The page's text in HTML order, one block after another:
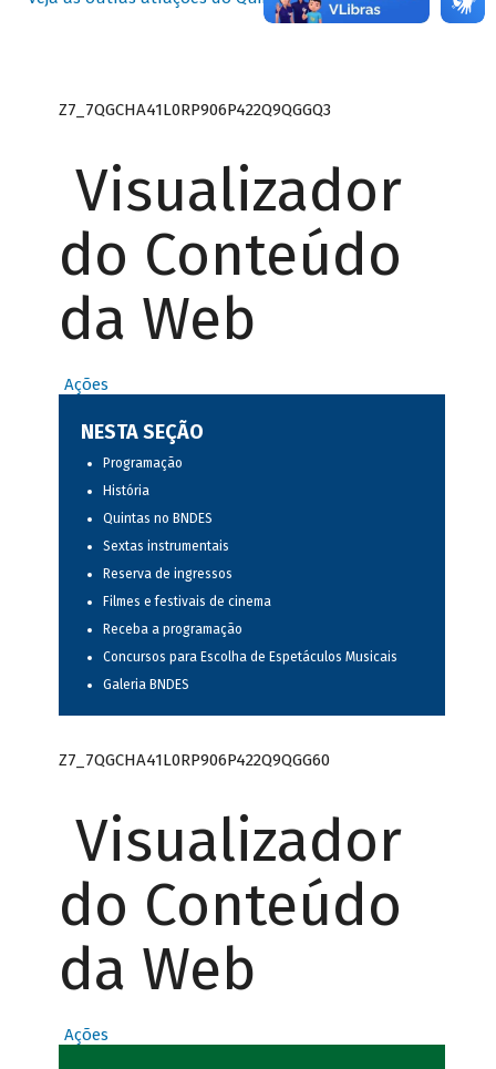
Z7_7QGCHA41L0RP906P422Q9QGGQ3
Visualizador
do Conteúdo
da Web
Ações
NESTA SEÇÃO
Programação
História
Quintas no BNDES
Sextas instrumentais
Reserva de ingressos
Filmes e festivais de cinema
Receba a programação
Concursos para Escolha de Espetáculos Musicais
Galeria BNDES
Z7_7QGCHA41L0RP906P422Q9QGG60
Visualizador
do Conteúdo
da Web
Ações